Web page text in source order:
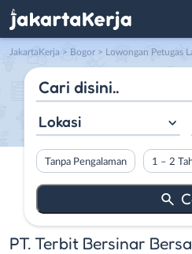
JakartaKerja > Bogor > Lowongan Petugas
Lokasi
Tanpa Pengalaman 1 – 2
PT. Terbit Bersinar